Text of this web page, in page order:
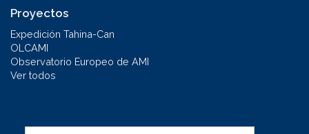
Proyectos
Expedición Tahina-Can
OLCAMI
Observatorio Europeo de AMI
Ver todos